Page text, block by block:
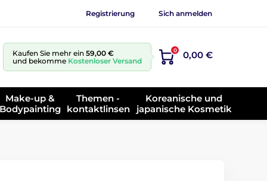
Registrierung Sich anmelden
Kaufen Sie mehr ein 59,00 €
und bekomme Kostenloser Versand
0 0,00 €
Make-up &
Bodypainting
Themen -
kontaktlinsen
Koreanische und
japanische Kosmetik